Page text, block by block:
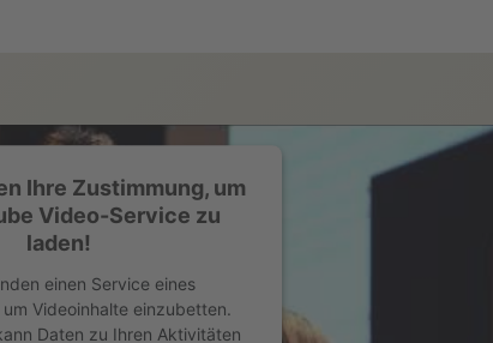
Ihre Zustimmung, um
Video-Service zu
laden!
einen Service eines
Videoinhalte einzubetten.
Daten zu Ihren Aktivitäten